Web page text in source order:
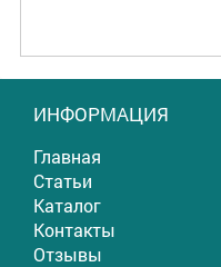
ИНФОРМАЦИЯ
Главная
Статьи
Каталог
Контакты
Отзывы